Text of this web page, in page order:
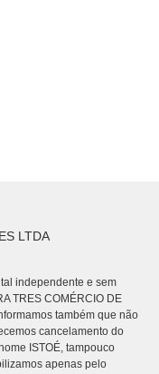
LTDA
independente e sem
TRES COMÉRCIO DE
também que não
cancelamento do
ISTOÉ, tampouco
apenas pelo